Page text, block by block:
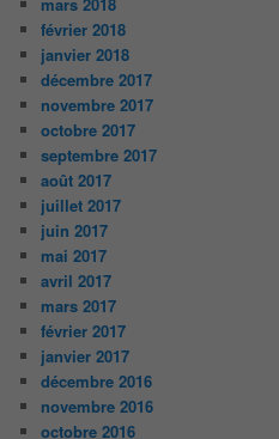
février 2018
janvier 2018
décembre 2017
novembre 2017
octobre 2017
septembre 2017
août 2017
juillet 2017
juin 2017
mai 2017
avril 2017
mars 2017
février 2017
janvier 2017
décembre 2016
novembre 2016
octobre 2016